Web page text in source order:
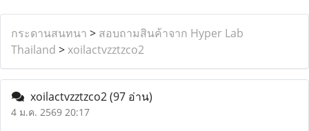
กระดานสนทนา > สอบถามสินค้าจาก Hyper Lab
Thailand >xoilactvzztzco2
xoilactvzztzco2(97 อ่าน)
4 ม.ค. 2569 20:17